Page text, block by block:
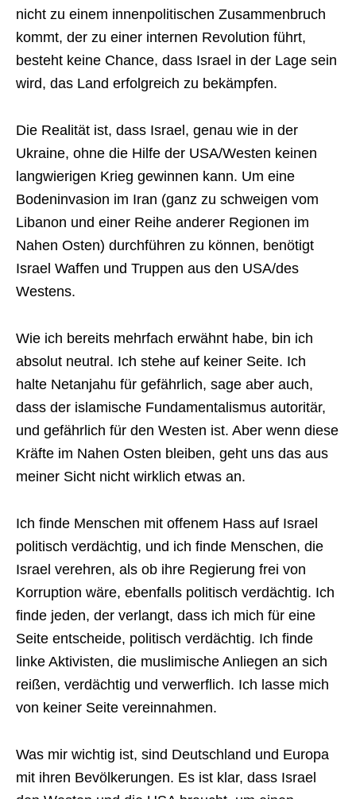
nicht zu einem innenpolitischen Zusammenbruch
kommt, der zu einer internen Revolution führt,
besteht keine Chance, dass Israel in der Lage sein
wird, das Land erfolgreich zu bekämpfen.
Die Realität ist, dass Israel, genau wie in der
Ukraine, ohne die Hilfe der USA/Westen keinen
langwierigen Krieg gewinnen kann. Um eine
Bodeninvasion im Iran (ganz zu schweigen vom
Libanon und einer Reihe anderer Regionen im
Nahen Osten) durchführen zu können, benötigt
Israel Waffen und Truppen aus den USA/des
Westens.
Wie ich bereits mehrfach erwähnt habe, bin ich
absolut neutral. Ich stehe auf keiner Seite. Ich
halte Netanjahu für gefährlich, sage aber auch,
dass der islamische Fundamentalismus autoritär,
und gefährlich für den Westen ist. Aber wenn diese
Kräfte im Nahen Osten bleiben, geht uns das aus
meiner Sicht nicht wirklich etwas an.
Ich finde Menschen mit offenem Hass auf Israel
politisch verdächtig, und ich finde Menschen, die
Israel verehren, als ob ihre Regierung frei von
Korruption wäre, ebenfalls politisch verdächtig. Ich
finde jeden, der verlangt, dass ich mich für eine
Seite entscheide, politisch verdächtig. Ich finde
linke Aktivisten, die muslimische Anliegen an sich
reißen, verdächtig und verwerflich. Ich lasse mich
von keiner Seite vereinnahmen.
Was mir wichtig ist, sind Deutschland und Europa
mit ihren Bevölkerungen. Es ist klar, dass Israel